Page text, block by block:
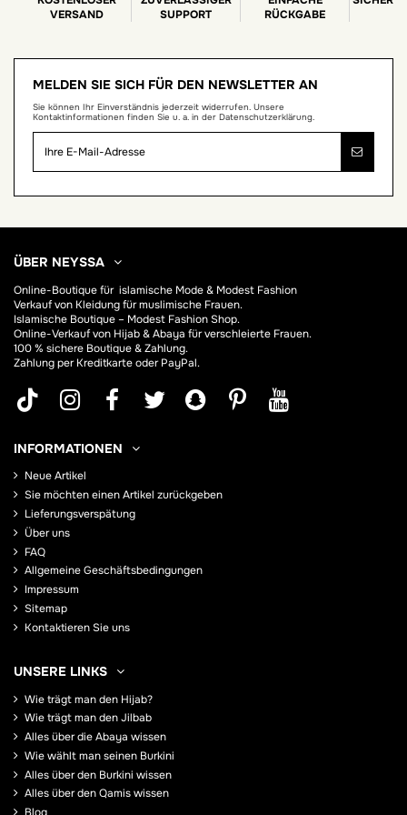
VERSAND
SUPPORT
RÜCKGABE
MELDEN SIE SICH FÜR DEN NEWSLETTER AN
Sie können Ihr Einverständnis jederzeit widerrufen. Unsere
Kontaktinformationen finden Sie u. a. in der Datenschutzerklärung.
ÜBER NEYSSA
Online-Boutique für islamische Mode & Modest Fashion
Verkauf von Kleidung für muslimische Frauen.
Islamische Boutique – Modest Fashion Shop.
Online-Verkauf von Hijab &Abaya für verschleierte Frauen.
100 % sichere Boutique & Zahlung.
Zahlung per Kreditkarte oder PayPal.
INFORMATIONEN
Neue Artikel
Sie möchten einen Artikel zurückgeben
Lieferungsverspätung
Über uns
FAQ
Allgemeine Geschäftsbedingungen
Impressum
Sitemap
Kontaktieren Sie uns
UNSERE LINKS
Wie trägt man den Hijab?
Wie trägt man den Jilbab
Alles über die Abaya wissen
Wie wählt man seinen Burkini
Alles über den Burkini wissen
Alles über den Qamis wissen